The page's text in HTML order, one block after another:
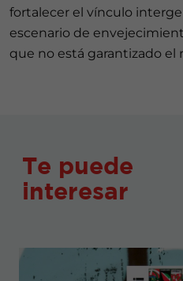
fortalecer el vínculo
escenario de
que no está garantizado el
Te puede
interesar